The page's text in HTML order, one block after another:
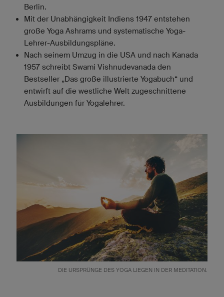
Berlin.
Mit der Unabhängigkeit Indiens 1947 entstehen
große Yoga Ashrams und systematische Yoga-
Lehrer-Ausbildungspläne.
Nach seinem Umzug in die USA und nach Kanada
1957 schreibt Swami Vishnudevanada den
Bestseller „Das große illustrierte Yogabuch“ und
entwirft auf die westliche Welt zugeschnittene
Ausbildungen für Yogalehrer.
DIE URSPRÜNGE DES YOGA LIEGEN IN DER MEDITATION.